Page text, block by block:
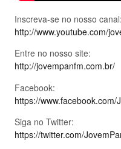
Inscreva-se no nosso canal:
http://www.youtube.com/
Entre no nosso site:
http://jovempanfm.com.br/
Facebook:
https://
Siga no Twitter:
https://twitter.com/